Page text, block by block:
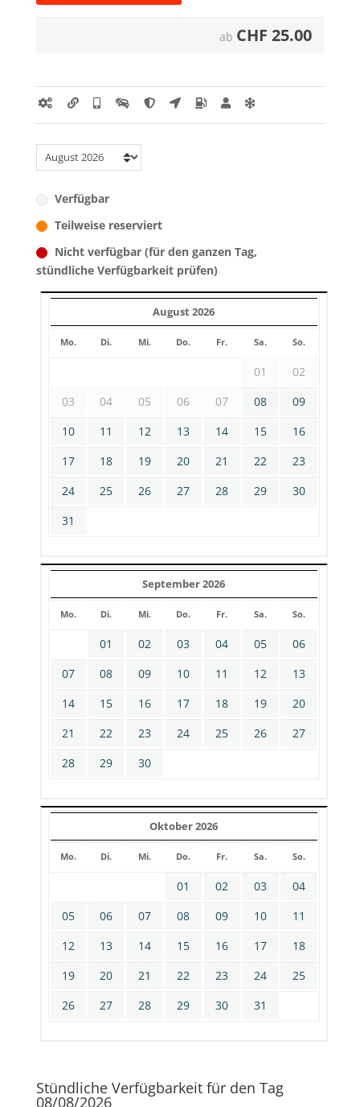
ab CHF 25.00
Verfügbar
Teilweise reserviert
Nicht verfügbar (für den ganzen Tag,
stündliche Verfügbarkeit prüfen)
August 2026
Mo. Di. Mi. Do. Fr. Sa. So.
01
02
03
04 05 06 07 08
09
10
11 12 13 14 15
16
17
18 19 20 21 22
23
24
25 26 27 28 29
30
31
September 2026
Mo. Di. Mi. Do. Fr. Sa. So.
01 02 03 04 05
06
07
08 09 10 11 12
13
14
15 16 17 18 19
20
21
22 23 24 25 26
27
28
29 30
Oktober 2026
Mo. Di. Mi. Do. Fr. Sa. So.
01 02 03
04
05
06 07 08 09 10
11
12
13 14 15 16 17
18
19
20 21 22 23 24
25
26
27 28 29 30 31
Stündliche Verfügbarkeit für den Tag
08/08/2026